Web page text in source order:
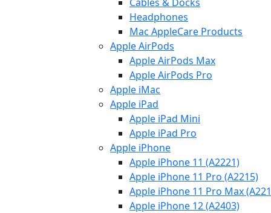
Headphones
Mac AppleCare Products
Apple AirPods
Apple AirPods Max
Apple AirPods Pro
Apple iMac
Apple iPad
Apple iPad Mini
Apple iPad Pro
Apple iPhone
Apple iPhone 11 (A2221)
Apple iPhone 11 Pro (A2215)
Apple iPhone 11 Pro Max
Apple iPhone 12 (A2403)